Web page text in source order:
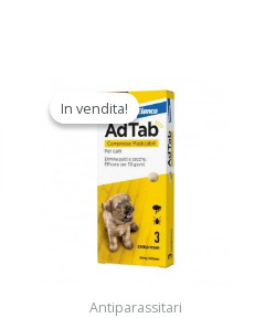
In vendita!
In vendita!
Antiparassitari
prezzo
originale
era:
35,90 €.